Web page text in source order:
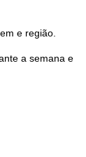
e região.
a semana e